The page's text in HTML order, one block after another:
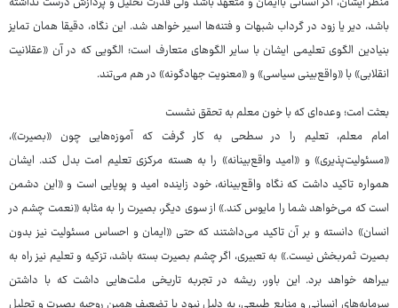
باشد، دیر یا زود در گرداب شبهات و فتنه‌ها اسیر خواهد شد. این نگاه، دقیقا همان تمایز
بنیادین الگوی تعلیمی ایشان با سایر الگوهای متعارف است؛ الگویی که در آن «عقلانیت
انقلابی» با «واقع‌بینی سیاسی» و «معنویت جهادگونه» در هم می‌تند.
بعثت امت؛ وعده‌ای که با خون معلم به تحقق نشست
امام معلم، تعلیم را در سطحی به کار گرفت که آموزه‌هایی چون «بصیرت»،
«مسئولیت‌پذیری» و «امید واقع‌بینانه» را به هسته مرکزی تعلیم امت بدل کند. ایشان
همواره تاکید داشت که نگاه واقع‌بینانه، خود زاینده امید و پویایی است و «این دشمن
است که می‌خواهد شما را مایوس کند.» از سوی دیگر، بصیرت را به مثابه «نعمت چشم در
انسان» دانسته و بر آن تاکید می‌داشتند که حتی «ایمان و احساس مسئولیت نیز بدون
بصیرت ثمربخش نیست.» به تعبیری، اگر چشم بصیرت بسته باشد، تزکیه و تعلیم نیز راه به
بیراهه خواهد برد. این باور، ریشه در تجربه تاریخی ملت‌هایی داشت که با داشتن